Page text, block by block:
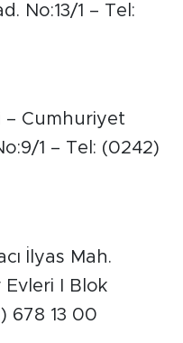
No:13/1 – Tel:
– Cumhuriyet
1 – Tel: (0242)
İlyas Mah.
I Blok
678 13 00